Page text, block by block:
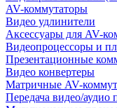
AV-коммутаторы
Видео удлинители
Аксессуары для AV-
Видеопроцессоры и
Презентационные
Видео конвертеры
Матричные AV-
Передача видео/аудио